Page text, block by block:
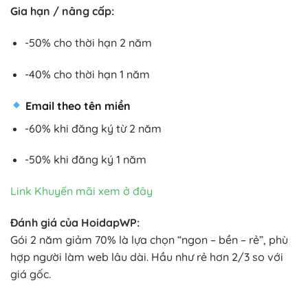
Gia hạn / nâng cấp:
-50% cho thời hạn 2 năm
-40% cho thời hạn 1 năm
Email theo tên miền
-60% khi đăng ký từ 2 năm
-50% khi đăng ký 1 năm
Link Khuyến mãi xem ở đây
Đánh giá của HoidapWP:
Gói 2 năm giảm 70% là lựa chọn “ngon – bền – rẻ”, phù
hợp người làm web lâu dài. Hầu như rẻ hơn 2/3 so với
giá gốc.